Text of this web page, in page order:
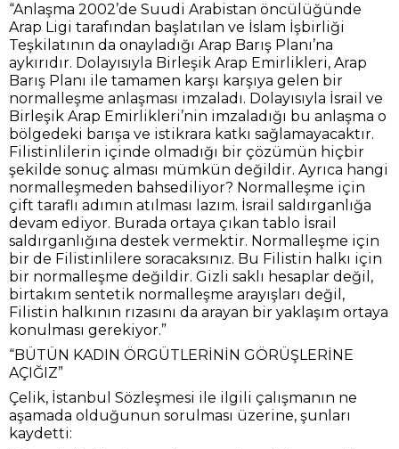
“Anlaşma 2002’de Suudi Arabistan öncülüğünde
Arap Ligi tarafından başlatılan ve İslam İşbirliği
Teşkilatının da onayladığı Arap Barış Planı’na
aykırıdır. Dolayısıyla Birleşik Arap Emirlikleri, Arap
Barış Planı ile tamamen karşı karşıya gelen bir
normalleşme anlaşması imzaladı. Dolayısıyla İsrail ve
Birleşik Arap Emirlikleri’nin imzaladığı bu anlaşma o
bölgedeki barışa ve istikrara katkı sağlamayacaktır.
Filistinlilerin içinde olmadığı bir çözümün hiçbir
şekilde sonuç alması mümkün değildir. Ayrıca hangi
normalleşmeden bahsediliyor? Normalleşme için
çift taraflı adımın atılması lazım. İsrail saldırganlığa
devam ediyor. Burada ortaya çıkan tablo İsrail
saldırganlığına destek vermektir. Normalleşme için
bir de Filistinlilere soracaksınız. Bu Filistin halkı için
bir normalleşme değildir. Gizli saklı hesaplar değil,
birtakım sentetik normalleşme arayışları değil,
Filistin halkının rızasını da arayan bir yaklaşım ortaya
konulması gerekiyor.”
“BÜTÜN KADIN ÖRGÜTLERİNİN GÖRÜŞLERİNE
AÇIĞIZ”
Çelik, İstanbul Sözleşmesi ile ilgili çalışmanın ne
aşamada olduğunun sorulması üzerine, şunları
kaydetti: